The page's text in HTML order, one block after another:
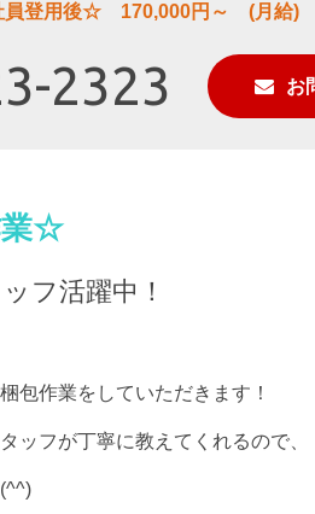
登用後☆ 170,000円～ (月給)
2323 お
業☆
フ活躍中！
包作業をしていただきます！
ッフが丁寧に教えてくれるので、